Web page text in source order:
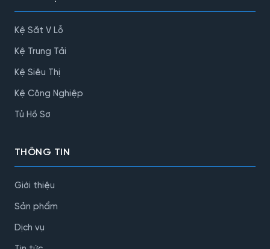
Kệ Sắt V Lỗ
Kệ Trung Tải
Kệ Siêu Thị
Kệ Công Nghiệp
Tủ Hồ Sơ
THÔNG TIN
Giới thiệu
Sản phẩm
Dịch vụ